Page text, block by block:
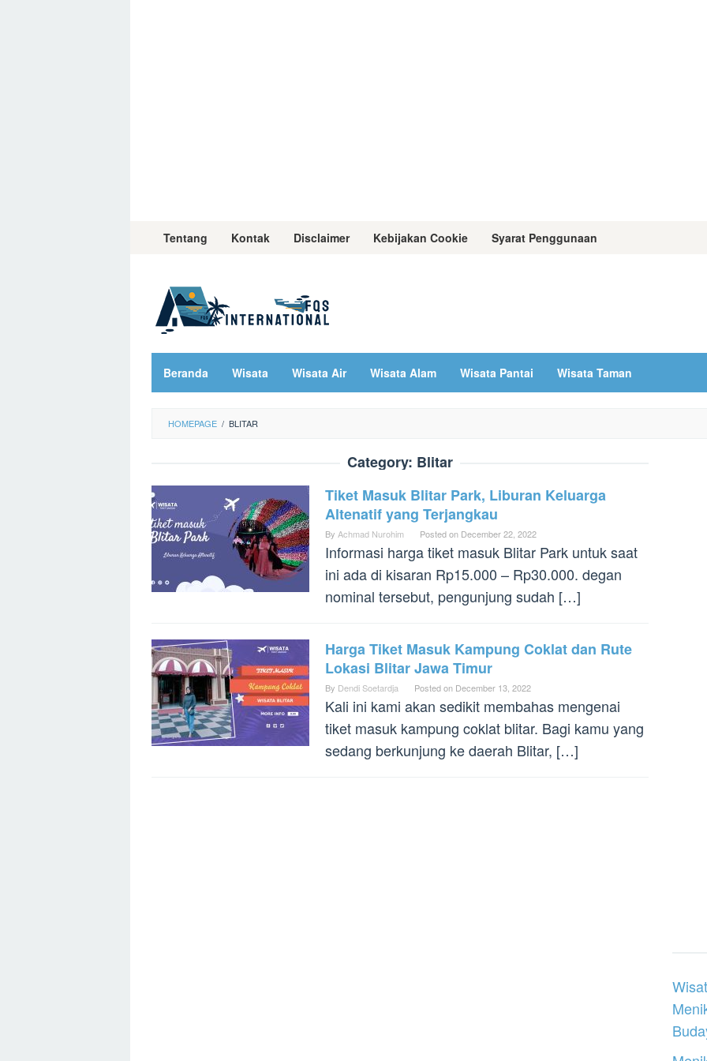
Tentang Kontak Disclaimer Kebijakan Cookie Syarat Penggunaan
Beranda Wisata Wisata Air Wisata Alam Wisata Pantai Wisata Taman
HOMEPAGE / BLITAR
Category: Blitar
Tiket Masuk Blitar Park, Liburan Keluarga
Altenatif yang Terjangkau
By Achmad Nurohim Posted on December 22, 2022
Informasi harga tiket masuk Blitar Park untuk saat
ini ada di kisaran Rp15.000 – Rp30.000. degan
nominal tersebut, pengunjung sudah […]
Harga Tiket Masuk Kampung Coklat dan Rute
Lokasi Blitar Jawa Timur
By Dendi Soetardja Posted on December 13, 2022
Kali ini kami akan sedikit membahas mengenai
tiket masuk kampung coklat blitar. Bagi kamu yang
sedang berkunjung ke daerah Blitar, […]